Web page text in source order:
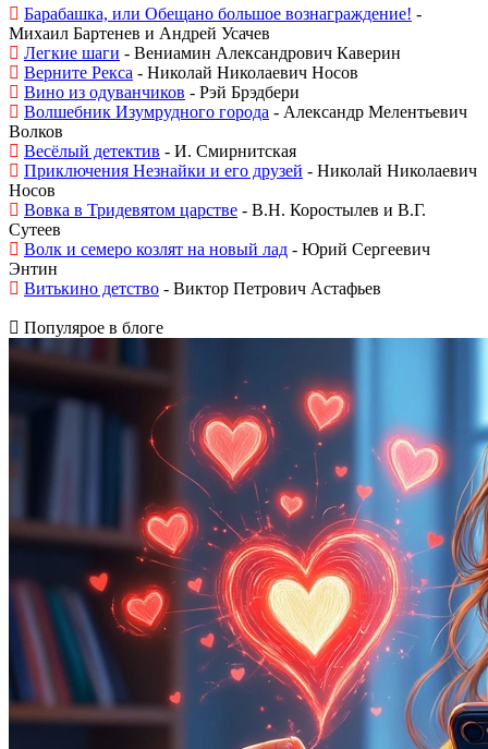
Барабашка, или Обещано большое вознаграждение! -
Михаил Бартенев и Андрей Усачев
Легкие шаги - Вениамин Александрович Каверин
Верните Рекса - Николай Николаевич Носов
Вино из одуванчиков - Рэй Брэдбери
Волшебник Изумрудного города - Александр Мелентьевич
Волков
Весёлый детектив - И. Смирнитская
Приключения Незнайки и его друзей - Николай Николаевич
Носов
Вовка в Тридевятом царстве - В.Н. Коростылев и В.Г.
Сутеев
Волк и семеро козлят на новый лад - Юрий Сергеевич
Энтин
Витькино детство - Виктор Петрович Астафьев
Популярое в блоге